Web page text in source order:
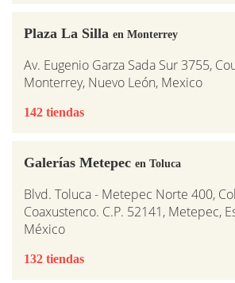
Plaza La Silla en Monterrey
Av. Eugenio Garza Sada Sur 3755,
Monterrey, Nuevo León, Mexico
142 tiendas
Galerías Metepec en Toluca
Blvd. Toluca - Metepec Norte 400,
Coaxustenco. C.P. 52141, Metepec,
México
132 tiendas